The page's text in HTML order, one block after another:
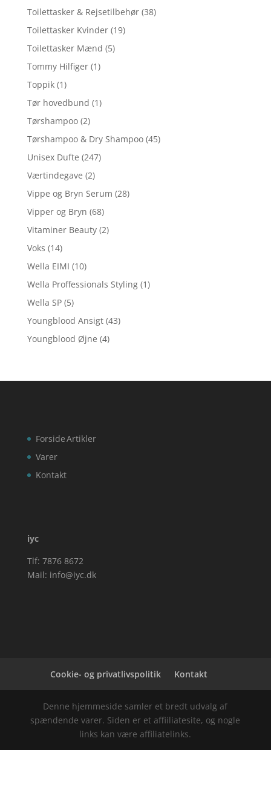
Toilettasker & Rejsetilbehør (38)
Toilettasker Kvinder (19)
Toilettasker Mænd (5)
Tommy Hilfiger (1)
Toppik (1)
Tør hovedbund (1)
Tørshampoo (2)
Tørshampoo & Dry Shampoo (45)
Unisex Dufte (247)
Værtindegave (2)
Vippe og Bryn Serum (28)
Vipper og Bryn (68)
Vitaminer Beauty (2)
Voks (14)
Wella EIMI (10)
Wella Proffessionals Styling (1)
Wella SP (5)
Youngblood Ansigt (43)
Youngblood Øjne (4)
Forside
Varer
Kontakt
Artikler
iyc
Tlf: 7876 8672
Mail: info@iyc.dk
Cookie- og privatlivspolitik Kontakt
Denne hjemmeside samler et bredt udvalg af
spændende varer. Siden er et affiiliatesite, og nogle
links kan være affiliatelinks.